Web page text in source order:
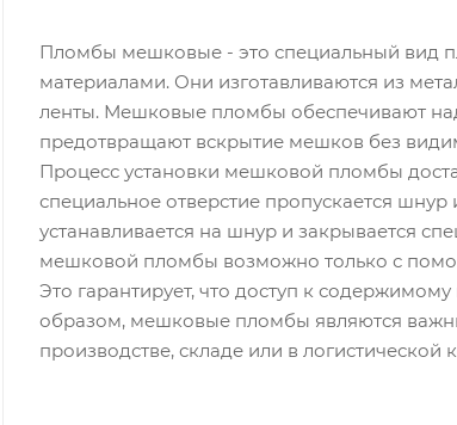
Пломбы мешковые - это специальный вид
материалами. Они изготавливаются из
ленты. Мешковые пломбы обеспечивают
предотвращают вскрытие мешков без
Процесс установки мешковой пломбы
специальное отверстие пропускается
устанавливается на шнур и закрывается
мешковой пломбы возможно только с
Это гарантирует, что доступ к
образом, мешковые пломбы являются
производстве, складе или в логистической